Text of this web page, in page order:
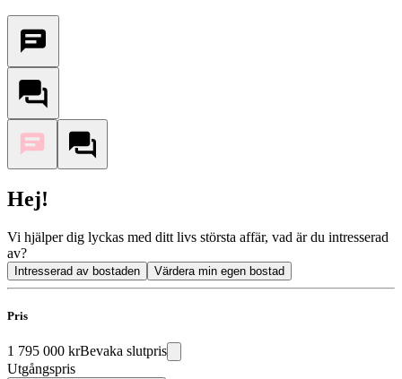
Hej!
Vi hjälper dig lyckas med ditt livs största affär, vad är du intresserad
av?
Intresserad av bostaden Värdera min egen bostad
Pris
1 795 000 krBevaka slutpris
Utgångspris